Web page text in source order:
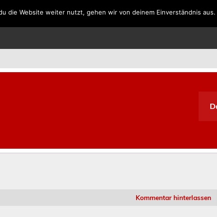
SPANIEN PORTUGAL GRIECHENLAND SÜDAFRIKA
Kommentar hinterlassen
die Website weiter nutzt, gehen wir von deinem Einverständnis aus.